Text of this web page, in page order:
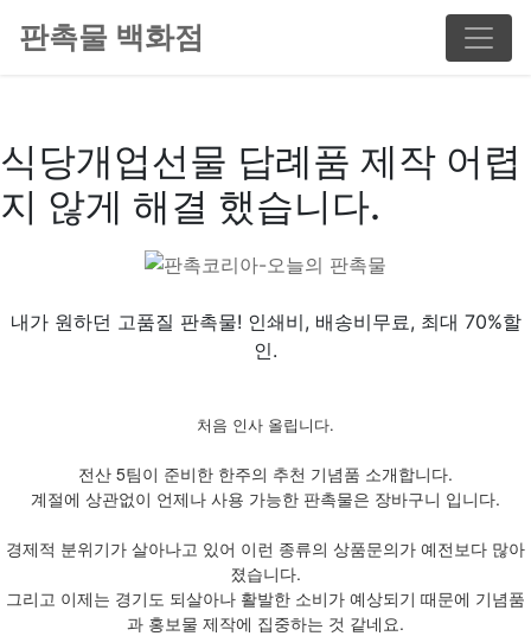
판촉물 백화점
식당개업선물 답례품 제작 어렵
지 않게 해결 했습니다.
내가 원하던 고품질 판촉물! 인쇄비, 배송비무료, 최대 70%할
인.
처음 인사 올립니다.
전산 5팀이 준비한 한주의 추천 기념품 소개합니다.
계절에 상관없이 언제나 사용 가능한 판촉물은 장바구니 입니다.
경제적 분위기가 살아나고 있어 이런 종류의 상품문의가 예전보다 많아
졌습니다.
그리고 이제는 경기도 되살아나 활발한 소비가 예상되기 때문에 기념품
과 홍보물 제작에 집중하는 것 같네요.